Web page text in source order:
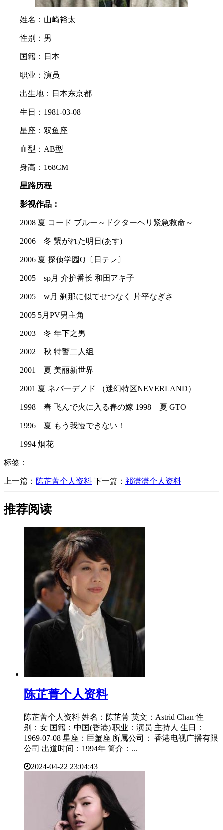
姓名：山崎裕太
性别：男
国籍：日本
职业：演员
出生地：日本东京都
生日：1981-03-08
星座：双鱼座
血型：AB型
身高：168CM
星路历程
影视作品：
2008 夏 コード ブルー～ドクターヘリ紧急救命～
2006 冬 繋がれた明日(あす)
2006 夏 探侦学园Q〔日テレ〕
2005 sp月 介护番长 和田アキ子
2005 w月 刹那に似てせつなく 片平なぎさ
2005 5月PV男主角
2003 冬 年下之男
2002 秋 特警二人组
2001 夏 美丽新世界
2001 夏 ネバ一デノド （迷幻特区NEVERLAND）
1998 春 飞んで火に入る春の嫁 1998 夏 GTO
1996 夏 もう我慢できない！
1994 烟花
标签：
上一篇： ​陈芷菁个人资料 下一篇： ​祁潇潇个人资料
推荐阅读
​陈芷菁个人资料
陈芷菁个人资料 姓名：陈芷菁 英文：Astrid Chan 性
别：女 国籍：中国(香港) 职业：演员 主持人 生日：
1969-07-08 星座：巨蟹座 所属公司： 香港电视广播有限
公司 出道时间：1994年 简介：...
2024-04-22 23:04:43